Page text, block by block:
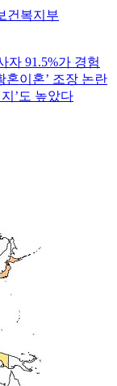
건복지부
자 91.5%가 경험
혼이혼’ 조장 논란
’도 높았다